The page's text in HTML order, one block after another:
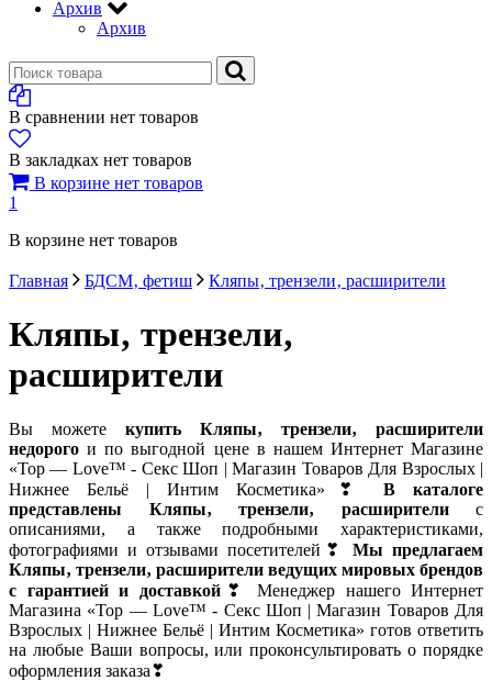
Архив
Архив
В сравнении нет товаров
В закладках нет товаров
В корзине нет товаров
1
В корзине нет товаров
Главная БДСМ‚ фетиш Кляпы‚ трензели‚ расширители
Кляпы‚ трензели‚
расширители
Вы можете купить Кляпы‚ трензели‚ расширители
недорого и по выгодной цене в нашем Интернет Магазине
«Top — Love™ - Секс Шоп | Магазин Товаров Для Взрослых |
Нижнее Бельё | Интим Косметика»❣ В каталоге
представлены Кляпы‚ трензели‚ расширители с
описаниями, а также подробными характеристиками,
фотографиями и отзывами посетителей❣ Мы предлагаем
Кляпы‚ трензели‚ расширители ведущих мировых брендов
с гарантией и доставкой❣ Менеджер нашего Интернет
Магазина «Top — Love™ - Секс Шоп | Магазин Товаров Для
Взрослых | Нижнее Бельё | Интим Косметика» готов ответить
на любые Ваши вопросы, или проконсультировать о порядке
оформления заказа❣